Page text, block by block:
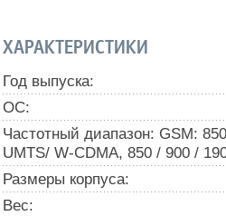
ХАРАКТЕРИСТИКИ
Год выпуска:
ОС:
Частотный диапазон: GSM:
UMTS/ W-CDMA, 850 / 900 /
Размеры корпуса:
Вес: